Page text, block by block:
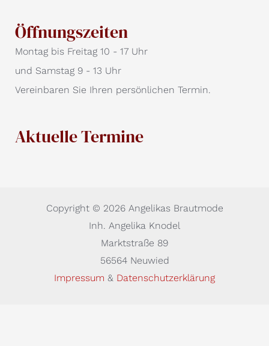
Öffnungszeiten
Montag bis Freitag 10 - 17 Uhr
und Samstag 9 - 13 Uhr
Vereinbaren Sie Ihren persönlichen Termin.
Aktuelle Termine
Copyright © 2026 Angelikas Brautmode
Inh. Angelika Knodel
Marktstraße 89
56564 Neuwied
Impressum & Datenschutzerklärung